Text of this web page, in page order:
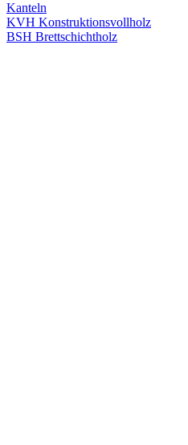
Kanteln
KVH Konstruktionsvollholz
BSH Brettschichtholz